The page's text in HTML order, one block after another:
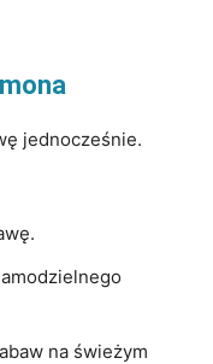
jednocześnie.
na świeżym